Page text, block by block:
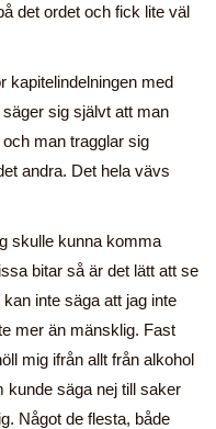
det ordet och fick lite väl
kapitelindelningen med
säger sig självt att man
man tragglar sig
andra. Det hela vävs
skulle kunna komma
bitar så är det lätt att se
inte säga att jag inte
mer än mänsklig. Fast
mig ifrån allt från alkohol
kunde säga nej till saker
Något de flesta, både